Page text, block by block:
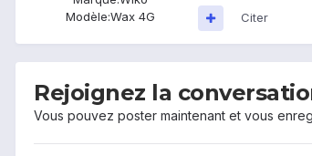
Modèle:Wax 4G Citer
Rejoignez la
Vous pouvez poster maintenant et vous